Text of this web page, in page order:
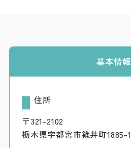
基本情報
住所
〒321-2102
栃木県宇都宮市篠井町1885-1